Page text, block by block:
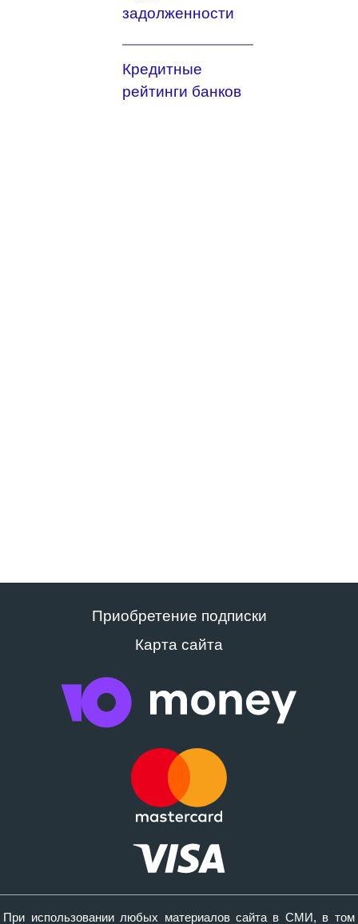
задолженности
Кредитные
рейтинги банков
Приобретение подписки
Карта сайта
При использовании любых материалов сайта в СМИ, в том